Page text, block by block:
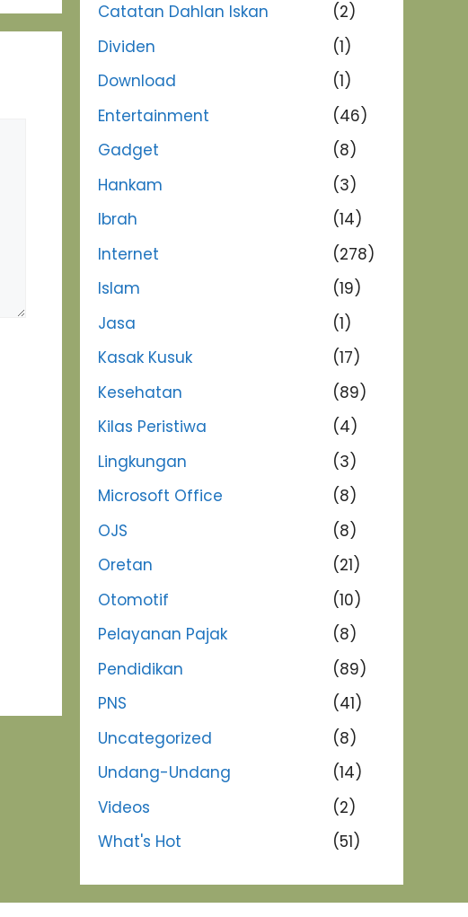
Catatan Dahlan Iskan
(2)
Dividen
(1)
Download
(1)
Entertainment
(46)
Gadget
(8)
Hankam
(3)
Ibrah
(14)
Internet
(278)
Islam
(19)
Jasa
(1)
Kasak Kusuk
(17)
Kesehatan
(89)
Kilas Peristiwa
(4)
Lingkungan
(3)
Microsoft Office
(8)
OJS
(8)
Oretan
(21)
Otomotif
(10)
Pelayanan Pajak
(8)
Pendidikan
(89)
PNS
(41)
Uncategorized
(8)
Undang-Undang
(14)
Videos
(2)
What's Hot
(51)